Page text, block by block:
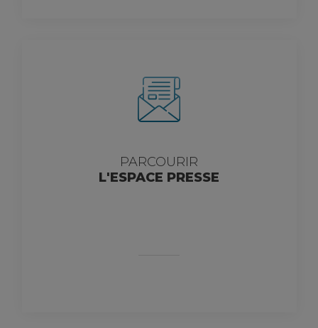
PARCOURIR
L'ESPACE PRESSE